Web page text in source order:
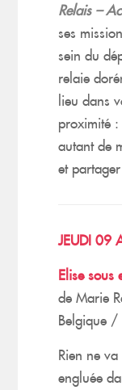
Relais –
ses
sein du
relaie
lieu dans
proximité :
autant de
et
JEUDI 09
Elise sous
de Marie
Belgique
Rien ne
engluée